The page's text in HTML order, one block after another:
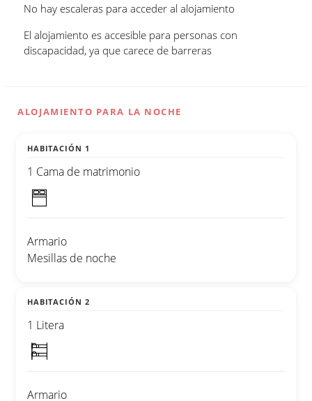
No hay escaleras para acceder al alojamiento
El alojamiento es accesible para personas con
discapacidad, ya que carece de barreras
ALOJAMIENTO PARA LA NOCHE
HABITACIÓN 1
1 Cama de matrimonio
Armario
Mesillas de noche
HABITACIÓN 2
1 Litera
Armario